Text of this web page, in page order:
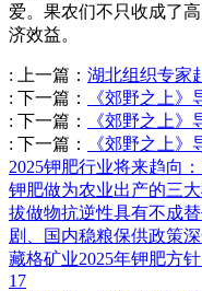
爱。果农们不只收成了
济效益。
: 上一篇： 湖北组织专家
: 下一篇：
《郊野之上
: 下一篇：
《郊野之上
: 下一篇：
《郊野之上
2025钾肥行业将来趋向
钾肥做为农业出产的三
拔做物抗逆性具有不成
剧、国内稳粮保供政策
藏格矿业2025年钾肥方
17